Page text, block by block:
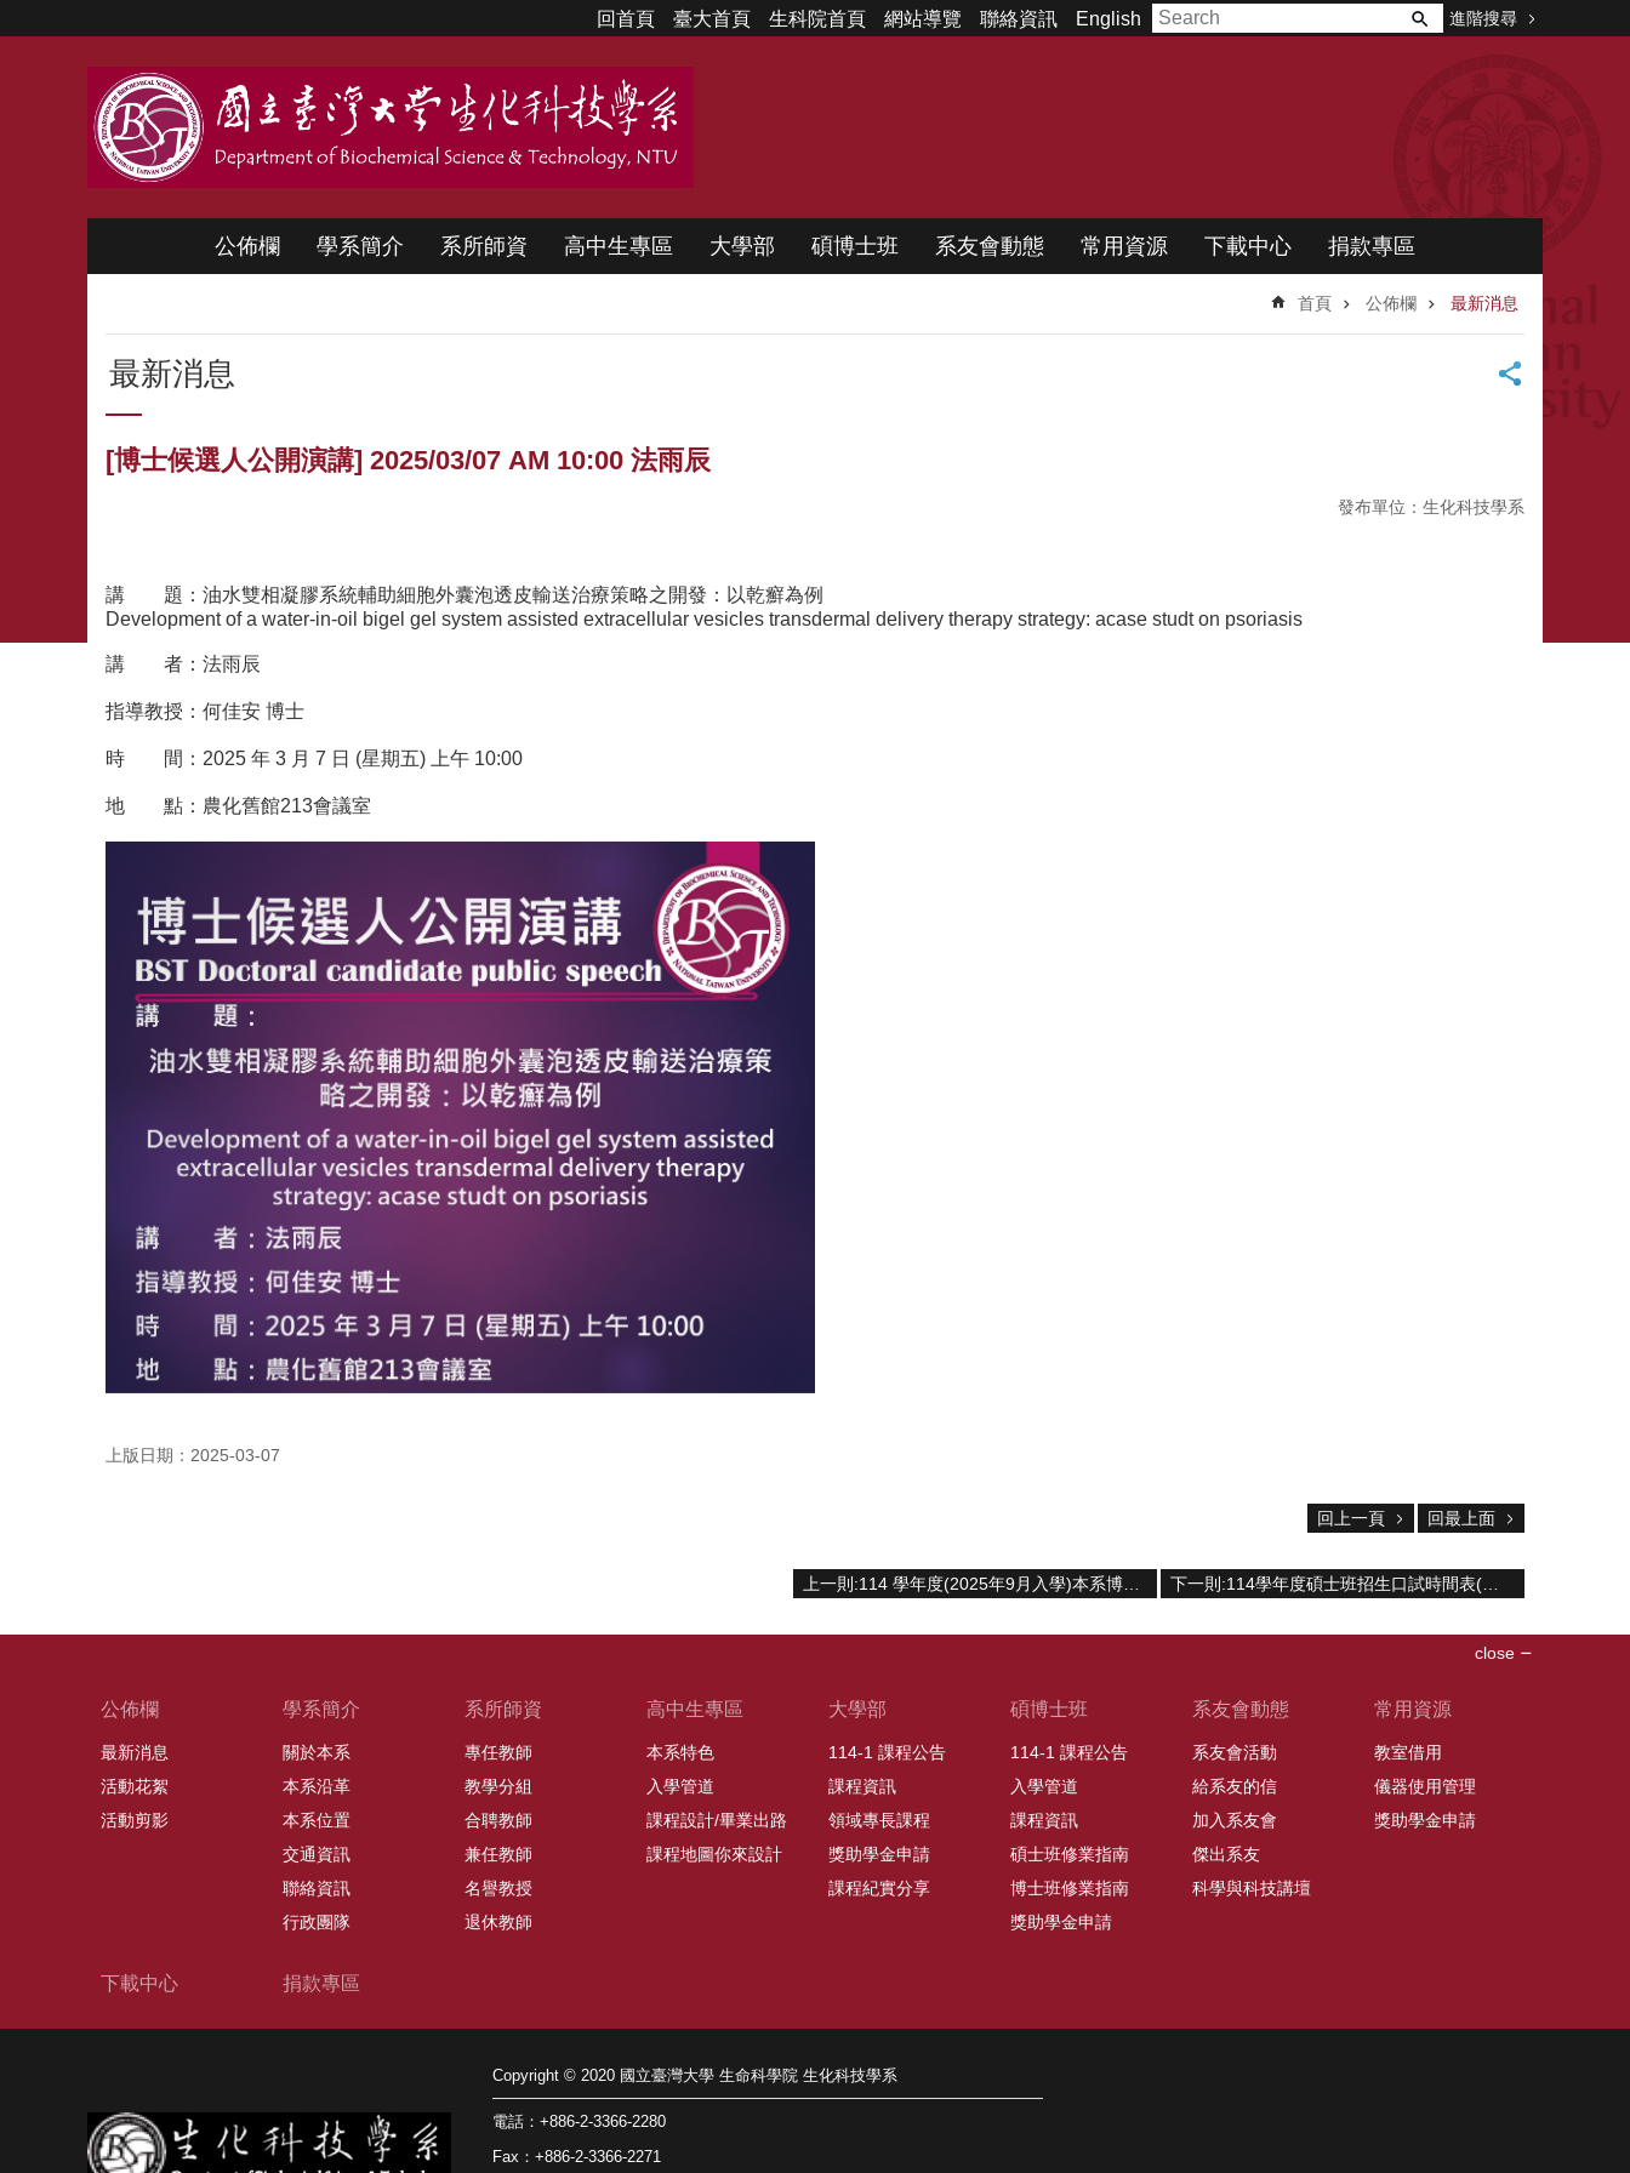
回首頁 臺大首頁 生科院首頁 網站導覽 聯絡資訊 English 進階搜尋
公佈欄 學系簡介 系所師資 高中生專區 大學部 碩博士班 系友會動態 常用資源 下載中心 捐款專區
首頁 公佈欄 最新消息
最新消息
[博士候選人公開演講] 2025/03/07 AM 10:00 法雨辰
發布單位：生化科技學系
講 題：油水雙相凝膠系統輔助細胞外囊泡透皮輸送治療策略之開發：以乾癬為例
Development of a water-in-oil bigel gel system assisted extracellular vesicles transdermal delivery therapy strategy: acase studt on psoriasis
講 者：法雨辰
指導教授：何佳安 博士
時 間：2025 年 3 月 7 日 (星期五) 上午 10:00
地 點：農化舊館213會議室
上版日期：2025-03-07
回上一頁 回最上面
上一則:114 學年度(2025年9月入學)本系博士班招生公告 下一則:114學年度碩士班招生口試時間表(正式)
close
公佈欄
最新消息
活動花絮
活動剪影
學系簡介
關於本系
本系沿革
本系位置
交通資訊
聯絡資訊
行政團隊
系所師資
專任教師
教學分組
合聘教師
兼任教師
名譽教授
退休教師
高中生專區
本系特色
入學管道
課程設計/畢業出路
課程地圖你來設計
大學部
114-1 課程公告
課程資訊
領域專長課程
獎助學金申請
課程紀實分享
碩博士班
114-1 課程公告
入學管道
課程資訊
碩士班修業指南
博士班修業指南
獎助學金申請
系友會動態
系友會活動
給系友的信
加入系友會
傑出系友
科學與科技講壇
常用資源
教室借用
儀器使用管理
獎助學金申請
下載中心 捐款專區
Copyright © 2020 國立臺灣大學 生命科學院 生化科技學系
電話：+886-2-3366-2280
Fax：+886-2-3366-2271